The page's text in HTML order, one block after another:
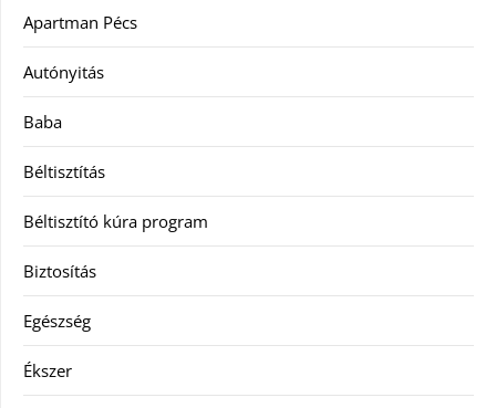
Apartman Pécs
Autónyitás
Baba
Béltisztítás
Béltisztító kúra program
Biztosítás
Egészség
Ékszer